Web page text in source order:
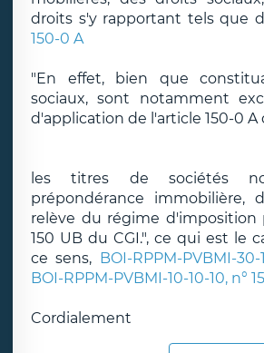
droits s'y rapportant tels que
150-0 A
"En effet, bien que
sociaux, sont notamment
d'application de l'article 150-0 A
les titres de sociétés
prépondérance immobilière,
relève du régime d'imposition
150 UB du CGI.", ce qui est le
ce sens, BOI-RPPM-PVBMI-
BOI-RPPM-PVBMI-10-10-10, n°
Cordialement